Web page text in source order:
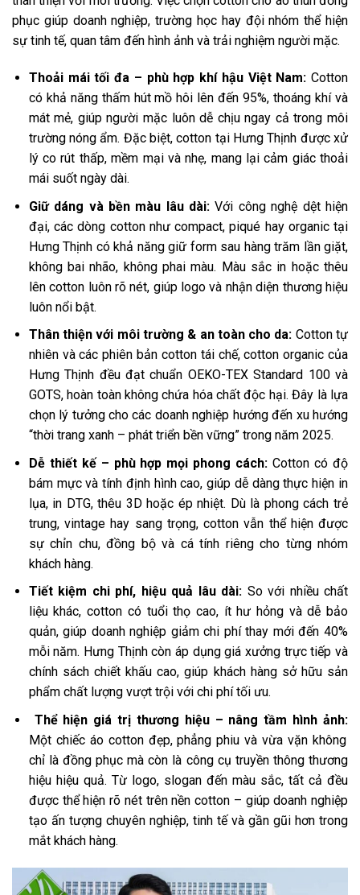
phục giúp doanh nghiệp, trường học hay đội nhóm thể hiện
sự tinh tế, quan tâm đến hình ảnh và trải nghiệm người mặc.
Thoải mái tối đa – phù hợp khí hậu Việt Nam: Cotton
có khả năng thấm hút mồ hôi lên đến 95%, thoáng khí và
mát mẻ, giúp người mặc luôn dễ chịu ngay cả trong môi
trường nóng ẩm. Đặc biệt, cotton tại Hưng Thịnh được xử
lý co rút thấp, mềm mại và nhẹ, mang lại cảm giác thoải
mái suốt ngày dài.
Giữ dáng và bền màu lâu dài: Với công nghệ dệt hiện
đại, các dòng cotton như compact, piqué hay organic tại
Hưng Thịnh có khả năng giữ form sau hàng trăm lần giặt,
không bai nhão, không phai màu. Màu sắc in hoặc thêu
lên cotton luôn rõ nét, giúp logo và nhận diện thương hiệu
luôn nổi bật.
Thân thiện với môi trường & an toàn cho da: Cotton tự
nhiên và các phiên bản cotton tái chế, cotton organic của
Hưng Thịnh đều đạt chuẩn OEKO-TEX Standard 100 và
GOTS, hoàn toàn không chứa hóa chất độc hại. Đây là lựa
chọn lý tưởng cho các doanh nghiệp hướng đến xu hướng
“thời trang xanh – phát triển bền vững” trong năm 2025.
Dễ thiết kế – phù hợp mọi phong cách: Cotton có độ
bám mực và tính định hình cao, giúp dễ dàng thực hiện in
lụa, in DTG, thêu 3D hoặc ép nhiệt. Dù là phong cách trẻ
trung, vintage hay sang trọng, cotton vẫn thể hiện được
sự chỉn chu, đồng bộ và cá tính riêng cho từng nhóm
khách hàng.
Tiết kiệm chi phí, hiệu quả lâu dài: So với nhiều chất
liệu khác, cotton có tuổi thọ cao, ít hư hỏng và dễ bảo
quản, giúp doanh nghiệp giảm chi phí thay mới đến 40%
mỗi năm. Hưng Thịnh còn áp dụng giá xưởng trực tiếp và
chính sách chiết khấu cao, giúp khách hàng sở hữu sản
phẩm chất lượng vượt trội với chi phí tối ưu.
Thể hiện giá trị thương hiệu – nâng tầm hình ảnh:
Một chiếc áo cotton đẹp, phẳng phiu và vừa vặn không
chỉ là đồng phục mà còn là công cụ truyền thông thương
hiệu hiệu quả. Từ logo, slogan đến màu sắc, tất cả đều
được thể hiện rõ nét trên nền cotton – giúp doanh nghiệp
tạo ấn tượng chuyên nghiệp, tinh tế và gần gũi hơn trong
mắt khách hàng.